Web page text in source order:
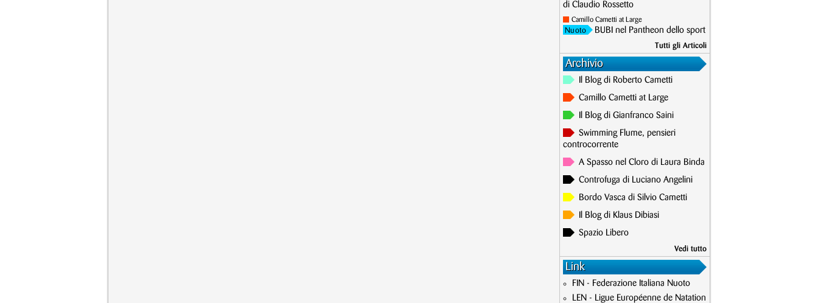
di Claudio Rossetto
Camillo Cametti at Large
Nuoto BUBI nel Pantheon dello sport
Tutti gli Articoli
Archivio
Il Blog di Roberto Cametti
Camillo Cametti at Large
Il Blog di Gianfranco Saini
Swimming Flume, pensieri
controcorrente
A Spasso nel Cloro di Laura Binda
Controfuga di Luciano Angelini
Bordo Vasca di Silvio Cametti
Il Blog di Klaus Dibiasi
Spazio Libero
Vedi tutto
Link
FIN - Federazione Italiana Nuoto
LEN - Ligue Européenne de Natation